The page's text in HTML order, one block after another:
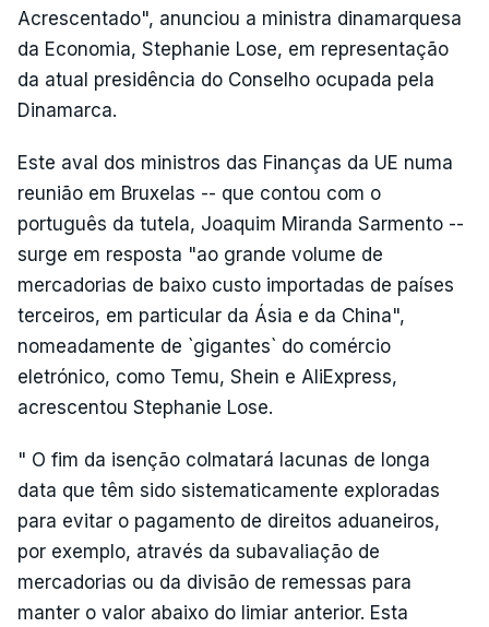
Acrescentado", anunciou a ministra dinamarquesa
da Economia, Stephanie Lose, em representação
da atual presidência do Conselho ocupada pela
Dinamarca.
Este aval dos ministros das Finanças da UE numa
reunião em Bruxelas -- que contou com o
português da tutela, Joaquim Miranda Sarmento --
surge em resposta "ao grande volume de
mercadorias de baixo custo importadas de países
terceiros, em particular da Ásia e da China",
nomeadamente de `gigantes` do comércio
eletrónico, como Temu, Shein e AliExpress,
acrescentou Stephanie Lose.
" O fim da isenção colmatará lacunas de longa
data que têm sido sistematicamente exploradas
para evitar o pagamento de direitos aduaneiros,
por exemplo, através da subavaliação de
mercadorias ou da divisão de remessas para
manter o valor abaixo do limiar anterior. Esta